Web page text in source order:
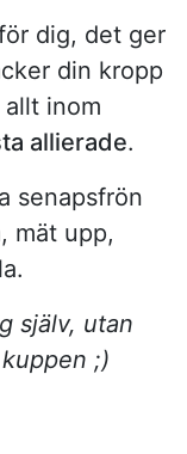
dig, det ger
din kropp
inom
allierade.
senapsfrön
mät upp,
själv, utan
;)